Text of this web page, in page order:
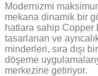
Modernizmi
mekana dinamik bir
hatlara sahip Copper
tasarlanan ve
minderleri, sıra dışı
döşeme
merkezine getiriyor.